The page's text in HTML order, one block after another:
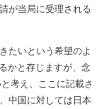
が当局に受理される
たいという希望のよ
かと存じますが、念
考え、ここに記載さ
中国に対しては日本